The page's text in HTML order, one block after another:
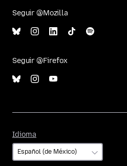
Seguir @Mozilla
Seguir @Firefox
Idioma